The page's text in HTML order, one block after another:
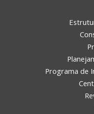
Programa de